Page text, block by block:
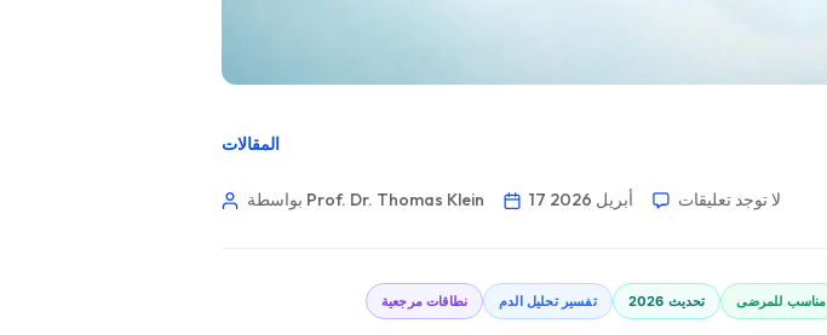
المقالات
بواسطة Prof. Dr. Thomas Klein 17 أبريل 2026 لا توجد تعليقات
نطاقات مرجعية تفسير تحليل الدم تحديث 2026 مناسب للمرضى